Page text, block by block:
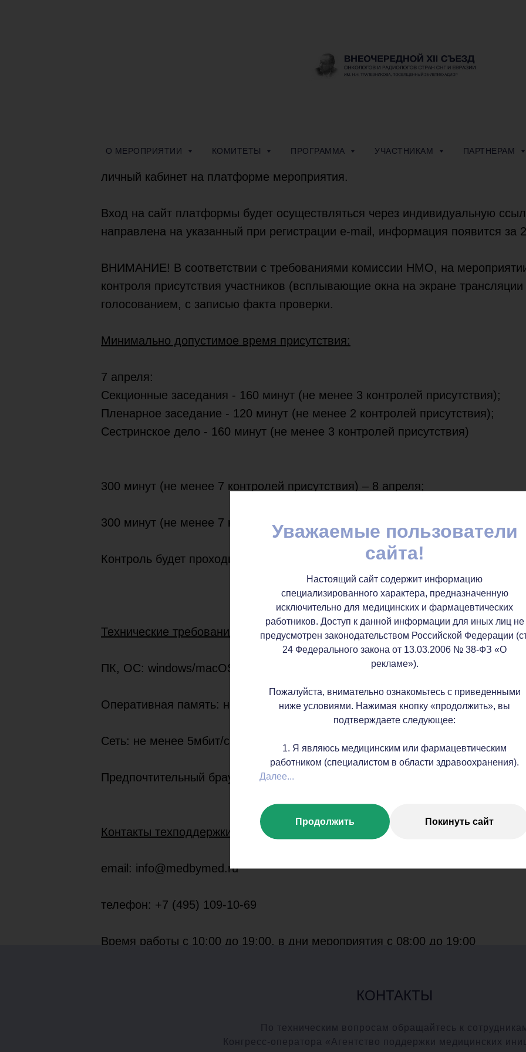
Уважаемые пользователи
сайта!
Настоящий сайт содержит информацию
специализированного характера, предназначенную
исключительно для медицинских и фармацевтических
работников. Доступ к данной информации для иных лиц не
предусмотрен законодательством Российской Федерации
24 Федерального закона от 13.03.2006 № 38-ФЗ «О
рекламе»).
Пожалуйста, внимательно ознакомьтесь с приведенными
ниже условиями. Нажимая кнопку «продолжить», вы
подтверждаете следующее:
1. Я являюсь медицинским или фармацевтическим
работником (специалистом в области здравоохранения).
Далее...
Продолжить Покинуть сайт
О МЕРОПРИЯТИИ КОМИТЕТЫ ПРОГРАММА УЧАСТНИКАМ ПАРТНЕРАМ
личный кабинет на платформе мероприятия.
Вход на сайт платформы будет осуществляться через индивидуальную
направлена на указанный при регистрации e-mail, информация появится за
ВНИМАНИЕ! В соответствии с требованиями комиссии НМО, на мероприятии
контроля присутствия участников (всплывающие окна на экране
голосованием, с записью факта проверки.
Минимально допустимое время присутствия:
7 апреля:
Секционные заседания - 160 минут (не менее 3 контролей присутствия);
Пленарное заседание - 120 минут (не менее 2 контролей присутствия);
Сестринское дело - 160 минут (не менее 3 контролей присутствия)
300 минут (не менее 7 контролей присутствия) – 8 апреля;
300 минут (не менее 7 контролей присутствия) – 9 апреля.
Контроль будет проходить не реже одного раза в 45 минут.
Технические требования для посещения портала:
ПК, ОС: windows/macOS
Оперативная память: не менее 1 gb
Сеть: не менее 5мбит/с
Предпочтительный браузер: Chrome
Контакты техподдержки:
email: info@medbymed.ru
телефон: +7 (495) 109-10-69
Время работы с 10:00 до 19:00, в дни мероприятия с 08:00 до 19:00
КОНТАКТЫ
По техническим вопросам обращайтесь к
Конгресс-оператора «Агентство поддержки медицинских